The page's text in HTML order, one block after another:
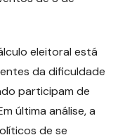
eleitoral está
da dificuldade
participam de
última análise, a
de se